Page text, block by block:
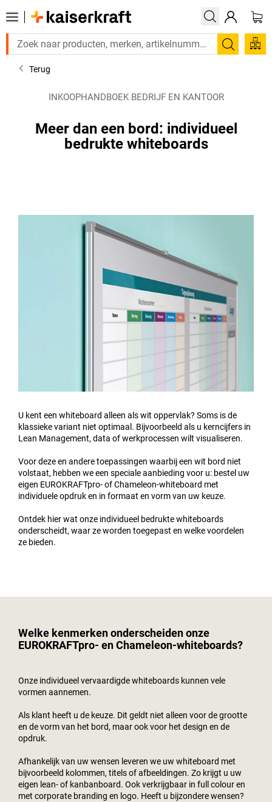
Zoeken
Terug
INKOOPHANDBOEK BEDRIJF EN KANTOOR
Meer dan een bord: individueel
bedrukte whiteboards
U kent een whiteboard alleen als wit oppervlak? Soms is de
klassieke variant niet optimaal. Bijvoorbeeld als u kerncijfers in
Lean Management, data of werkprocessen wilt visualiseren.
Voor deze en andere toepassingen waarbij een wit bord niet
volstaat, hebben we een speciale aanbieding voor u: bestel uw
eigen EUROKRAFTpro- of Chameleon-whiteboard met
individuele opdruk en in formaat en vorm van uw keuze.
Ontdek hier wat onze individueel bedrukte whiteboards
onderscheidt, waar ze worden toegepast en welke voordelen
ze bieden.
Welke kenmerken onderscheiden onze
EUROKRAFTpro- en Chameleon-whiteboards?
Onze individueel vervaardigde whiteboards kunnen vele
vormen aannemen.
Als klant heeft u de keuze. Dit geldt niet alleen voor de grootte
en de vorm van het bord, maar ook voor het design en de
opdruk.
Afhankelijk van uw wensen leveren we uw whiteboard met
bijvoorbeeld kolommen, titels of afbeeldingen. Zo krijgt u uw
eigen lean- of kanbanboard. Ook verkrijgbaar in full colour en
met corporate branding en logo. Heeft u bijzondere wensen?